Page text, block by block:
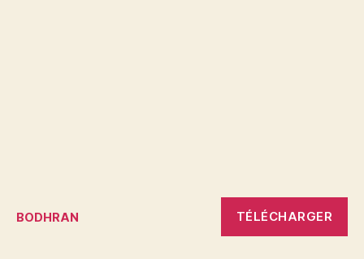
BODHRAN TÉLÉCHARGER